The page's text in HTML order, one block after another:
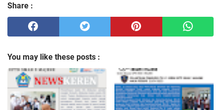
Share :
You may like these posts :